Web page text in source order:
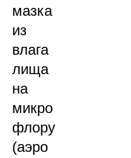
мазка
из
влага
лища
на
микро
флору
(аэро